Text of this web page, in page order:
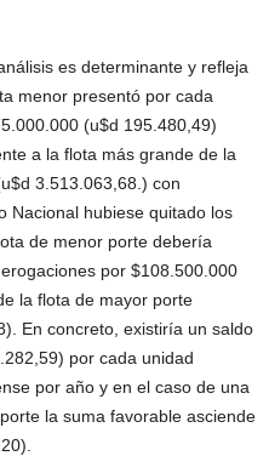
es determinante y refleja
menor presentó por cada
(u$d 195.480,49)
a la flota más grande de la
3.513.063,68.) con
Nacional hubiese quitado los
de menor porte debería
por $108.500.000
la flota de mayor porte
En concreto, existiría un saldo
por cada unidad
por año y en el caso de una
la suma favorable asciende